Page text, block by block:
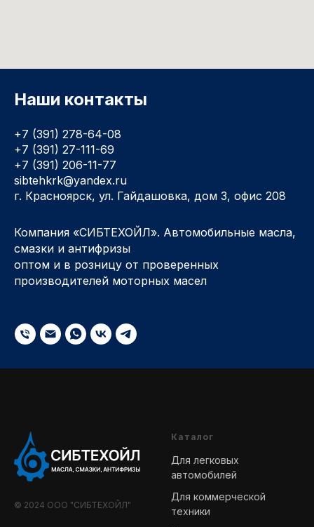
Наши контакты
+7 (391) 278-64-08
+7 (391) 27-111-69
+7 (391) 206-11-77
sibtehkrk@yandex.ru
г. Красноярск, ул. Гайдашовка, дом 3, офис 208
Компания «СИБТЕХОЙЛ». Автомобильные масла,
смазки и антифризы
оптом и в розницу от проверенных
производителей моторных масел
© 2024 ООО "СИБТЕХОЙЛ"
Каталог
Для легковых
автомобилей
Для коммерческой
техники